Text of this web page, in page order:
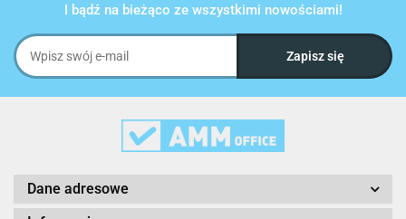
I bądź na bieżąco ze wszystkimi nowościami!
Dane adresowe